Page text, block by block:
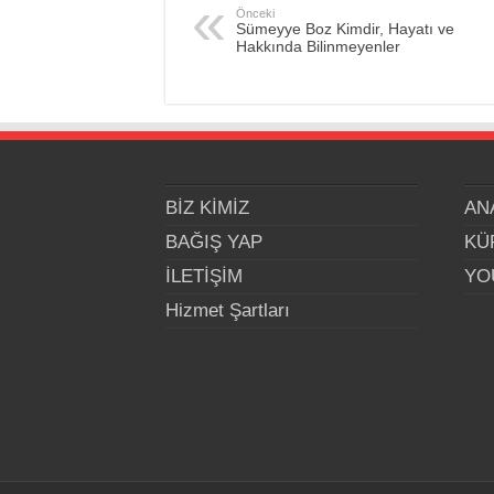
Önceki
Sümeyye Boz Kimdir, Hayatı ve
Hakkında Bilinmeyenler
BİZ KİMİZ
BAĞIŞ YAP
İLETİŞİM
Hizmet Şartları